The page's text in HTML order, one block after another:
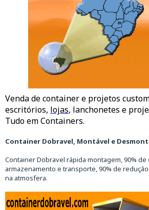
Venda de container e projetos
escritórios, lojas, lanchonetes e
Tudo em Containers.
Container Dobravel, Montável e
Container Dobravel rápida montagem, 90% de
armazenamento e transporte, 90% de
na atmosfera.